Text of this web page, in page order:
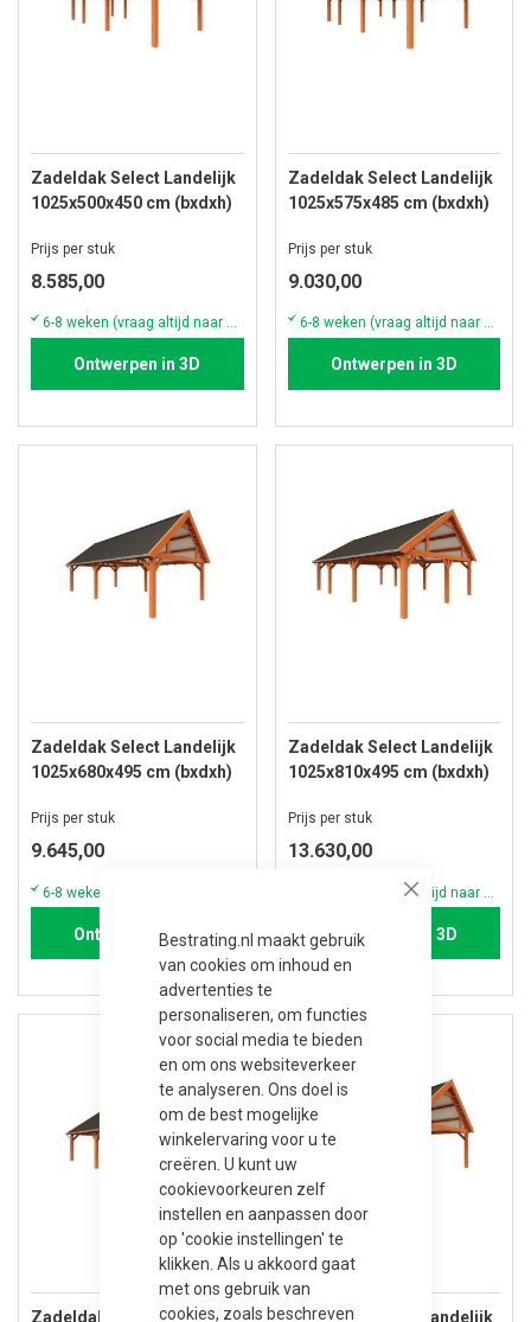
Close
Bestrating.nl maakt gebruik
van cookies om inhoud en
advertenties te
personaliseren, om functies
voor social media te bieden
en om ons websiteverkeer
te analyseren. Ons doel is
om de best mogelijke
winkelervaring voor u te
creëren. U kunt uw
cookievoorkeuren zelf
instellen en aanpassen door
op 'cookie instellingen' te
klikken. Als u akkoord gaat
met ons gebruik van
cookies, zoals beschreven
Zadeldak Select Landelijk
1025x500x450 cm (bxdxh)
Prijs per stuk
8.585,00
6-8 weken (vraag altijd naar de actuele voorraad & levertijd)
Ontwerpen in 3D
Zadeldak Select Landelijk
1025x575x485 cm (bxdxh)
Prijs per stuk
9.030,00
6-8 weken (vraag altijd naar de actuele voorraad & levertijd)
Ontwerpen in 3D
Zadeldak Select Landelijk
1025x680x495 cm (bxdxh)
Prijs per stuk
9.645,00
Ontwerpen in 3D
Zadeldak Select Landelijk
1025x810x495 cm (bxdxh)
Prijs per stuk
13.630,00
Ontwerpen in 3D
Zadeldak Select Landelijk Zadeldak Select Landelijk